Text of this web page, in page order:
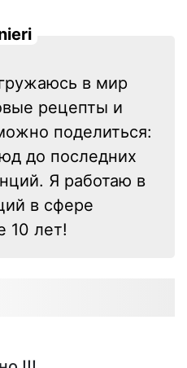
в мир
рецепты и
поделиться:
до последних
Я работаю в
в сфере
10 лет!